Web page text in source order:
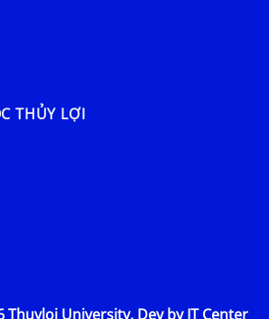
THỦY LỢI
Thuyloi University. Dev by IT Center